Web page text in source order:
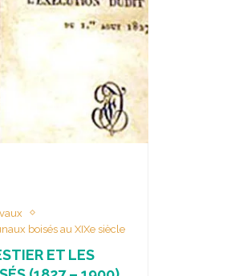
boisés au XIXe siècle
ET LES